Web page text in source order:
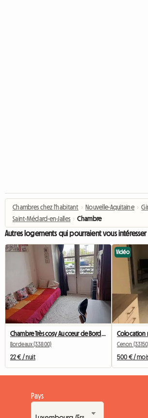
Chambres chez l'habitant › Nouvelle-Aquitaine ›
Saint-Médard-en-Jalles › Chambre
Autres logements qui pourraient vous intéresser
Chambre Très cosy Au cœur de Bordeaux et privé
Bordeaux (33800)
22 € / nuit
Vidéo
Cenon
500 € /
Pays